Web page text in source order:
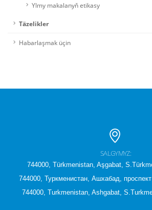
Ylmy makalanyň etikasy
Täzelikler
Habarlaşmak üçin
SALGYMYZ:
744000, Türkmenistan, Aşgabat,
744000, Туркменистан, Ашхабад,
744000, Turkmenistan, Ashgabat,